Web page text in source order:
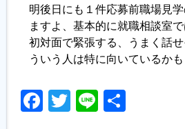
明後日にも１件応募前職場見
ますよ、基本的に就職相談室
初対面で緊張する、うまく話
ういう人は特に向いているか
Facebook
Twitter
Line